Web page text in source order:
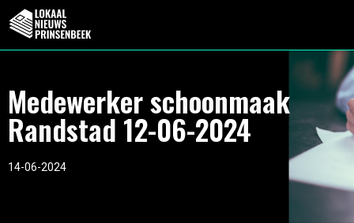
Medewerker schoonmaak
Randstad 12-06-2024
14-06-2024